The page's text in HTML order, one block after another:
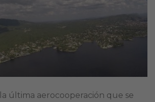
última aerocooperación que se